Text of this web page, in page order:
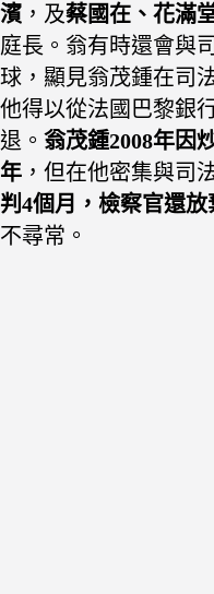
濱 ，及蔡國在、花滿
庭長。翁有時還會與
球，顯見翁茂鍾在司
他得以從法國巴黎銀
退。 翁茂鍾2008年因
年 ，但在他密集與司
判4個月，檢察官還放
不尋常。